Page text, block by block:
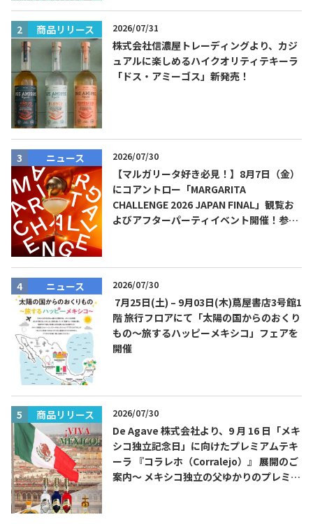
商品リリース 2026/07/31
株式会社信濃屋トレーディングより、カジ
ュアルに楽しめるハイクオリティテキーラ
「ドス・アミーゴス」新発売！
ニュース 2026/07/30
【マルガリータ好き必見！】8月7日（金）
にコアントロー「MARGARITA
CHALLENGE 2026 JAPAN FINAL」観覧お
よびアフターパーティイベント開催！参加
ニュース 2026/07/30
7月25日(土) – 9月03日(木)蔦屋書店3号館1
階 旅行フロアにて「太陽の国からのおくり
もの～旅するハッピーメキシコ」フェアを
開催
商品リリース 2026/07/30
De Agave 株式会社より、9 月 16 日「メキ
シコ独立記念日」に向けたプレミアムテキ
ーラ 『コラレホ（Corralejo）』 展開のご
案内〜 メキシコ独立の父ゆかりのプレミア